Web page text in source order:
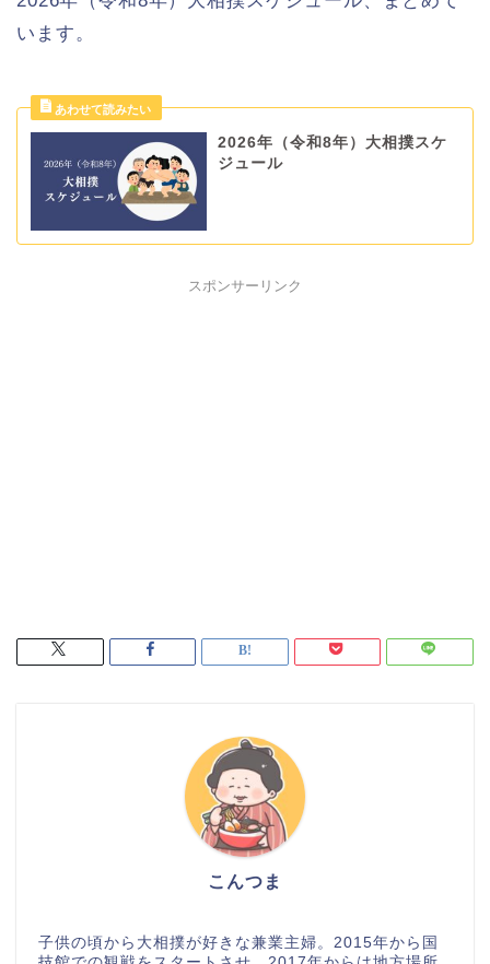
います。
2026年（令和8年）大相撲スケ
ジュール
スポンサーリンク
こんつま
子供の頃から大相撲が好きな兼業主婦。2015年から国